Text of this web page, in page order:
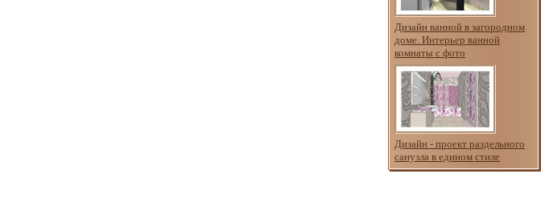
Дизайн ванной в загородном
доме. Интерьер ванной
комнаты с фото
Дизайн - проект раздельного
санузла в едином стиле